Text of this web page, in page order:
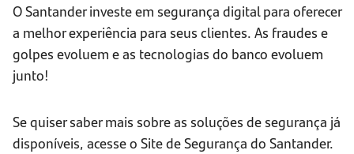
O Santander investe em segurança digital para oferecer
a melhor experiência para seus clientes. As fraudes e
golpes evoluem e as tecnologias do banco evoluem
junto!
Se quiser saber mais sobre as soluções de segurança já
disponíveis, acesse o Site de Segurança do Santander.